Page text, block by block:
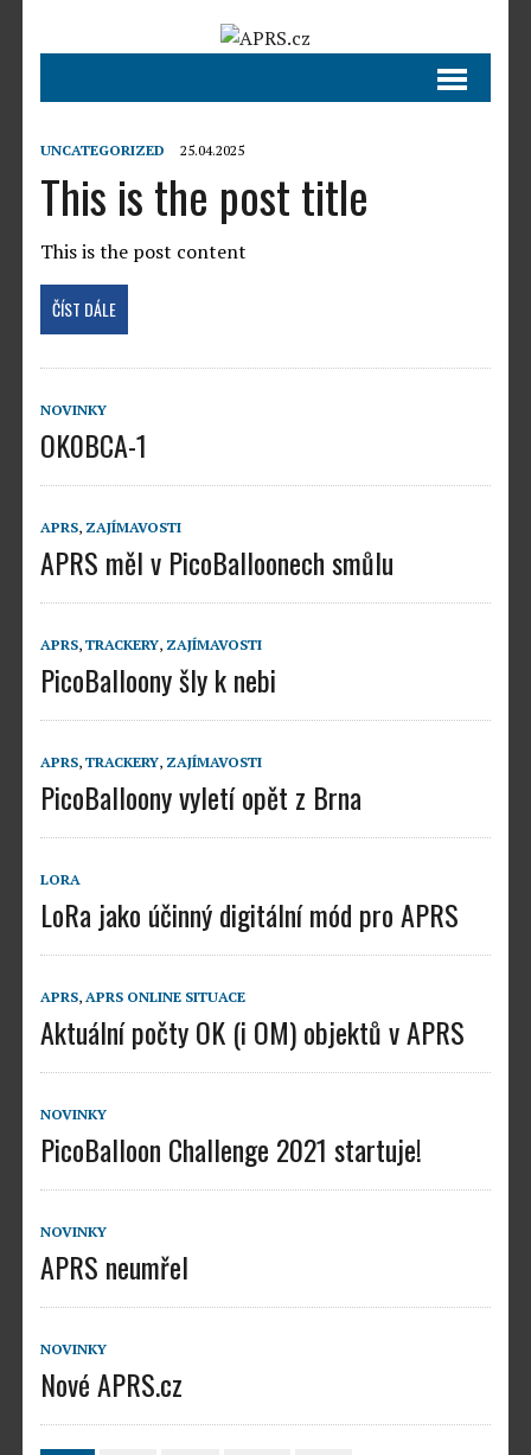
UNCATEGORIZED 25.04.2025
This is the post title
This is the post content
ČÍST DÁLE
NOVINKY
OK0BCA-1
APRS, ZAJÍMAVOSTI
APRS měl v PicoBalloonech smůlu
APRS, TRACKERY, ZAJÍMAVOSTI
PicoBalloony šly k nebi
APRS, TRACKERY, ZAJÍMAVOSTI
PicoBalloony vyletí opět z Brna
LORA
LoRa jako účinný digitální mód pro APRS
APRS, APRS ONLINE SITUACE
Aktuální počty OK (i OM) objektů v APRS
NOVINKY
PicoBalloon Challenge 2021 startuje!
NOVINKY
APRS neumřel
NOVINKY
Nové APRS.cz